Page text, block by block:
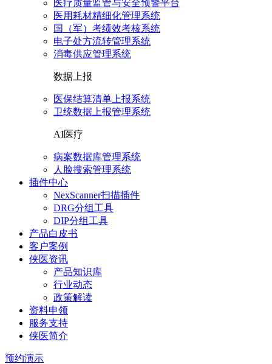
医疗质量监管与安全预警平台
医用耗材精细化管理系统
国（军）考绩效考核系统
电子处方流转管理系统
消毒供应管理系统
数据上报
医保结算清单上报系统
卫统数据上报管理系统
AI医疗
病案数据库管理系统
人脸搜索管理系统
插件中心
NexScanner扫描插件
DRG分组工具
DIP分组工具
产品白皮书
客户案例
侠医资讯
产品知识库
行业动态
政策解读
资料申领
服务支持
侠医简介
预约演示